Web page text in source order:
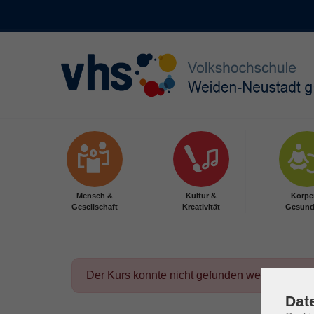
Mensch &
Gesellschaft
Kultur &
Kreativität
Der Kurs konnte nicht gefunden werden.